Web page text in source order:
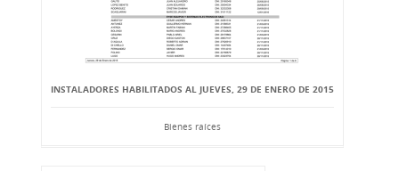
INSTALADORES HABILITADOS AL JUEVES, 29 DE ENERO DE 2015
Bienes raíces